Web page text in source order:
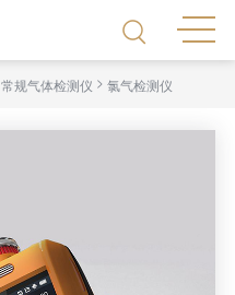
常规气体检测仪 > 氯气检测仪